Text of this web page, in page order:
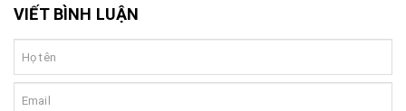
VIẾT BÌNH LUẬN